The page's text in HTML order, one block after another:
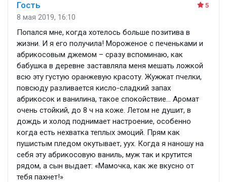
5
Гость
8 мая 2019, 16:10
Попался мне, когда хотелось больше позитива в
жизни. И я его получила! Мороженое с печеньками и
абрикосовым джемом – сразу вспоминаю, как
бабушка в деревне заставляла меня мешать ложкой
всю эту густую оранжевую красоту. Жужжат пчелки,
повсюду разливается кисло-сладкий запах
абрикосок и ванилина, такое спокойствие… Аромат
очень стойкий, до 8 ч на коже. Летом не душит, в
дождь и холод поднимает настроение, особенно
когда есть нехватка теплых эмоций. Прям как
пушистым пледом окутывает, уух. Когда я наношу на
себя эту абрикосовую ваниль, муж так и крутится
рядом, а сын выдает: «Мамочка, как же вкусно от
тебя пахнет!»